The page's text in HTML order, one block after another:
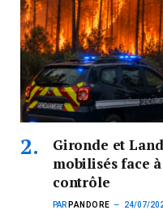
Gironde et
mobilisés face
contrôle
PAR PANDORE 24/07/